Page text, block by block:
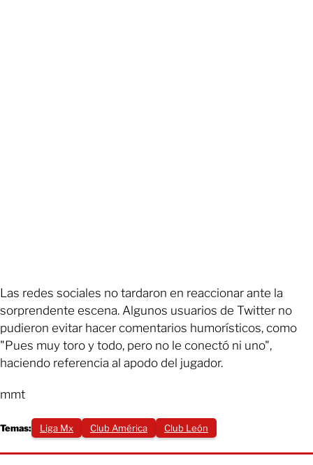
Las redes sociales no tardaron en reaccionar ante la
sorprendente escena. Algunos usuarios de Twitter no
pudieron evitar hacer comentarios humorísticos, como
"Pues muy toro y todo, pero no le conectó ni uno",
haciendo referencia al apodo del jugador.
mmt
Temas: Liga Mx Club América Club León